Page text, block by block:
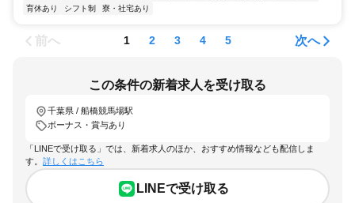
育休あり
シフト制 寮・社宅あり
前へ 1 2 3 4 5 次へ
この条件の新着求人を受け取る
千葉県 / 船橋競馬場駅
ボーナス・賞与あり
「LINEで受け取る」では、新着求人のほか、おすすめ情報なども配信しま
す。 詳しくはこちら
LINEで受け取る